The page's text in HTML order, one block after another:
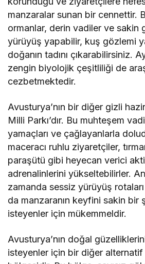
manzaralar sunan bir cennettir.
ormanlar, derin vadiler ve sakin
yürüyüş yapabilir, kuş gözlemi
doğanın tadını çıkarabilirsiniz.
zengin biyolojik çeşitliliği de
cezbetmektedir.
Avusturya’nın bir diğer gizli
Milli Parkı’dır. Bu muhteşem
yamaçları ve çağlayanlarla
maceracı ruhlu ziyaretçiler,
paraşütü gibi heyecan verici
adrenalinlerini yükseltebilirler.
zamanda sessiz yürüyüş
da manzaranın keyfini sakin bir
isteyenler için mükemmeldir.
Avusturya’nın doğal
isteyenler için bir diğer alternatif